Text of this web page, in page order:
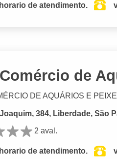
de atendimento.
de
DE AQUÁRIOS E
384, Liberdade, São
2 aval.
de atendimento.